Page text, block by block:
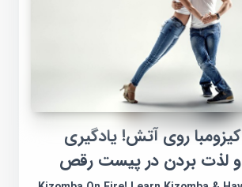
روی آتش! یادگیری
لذت بردن در پیست رقص